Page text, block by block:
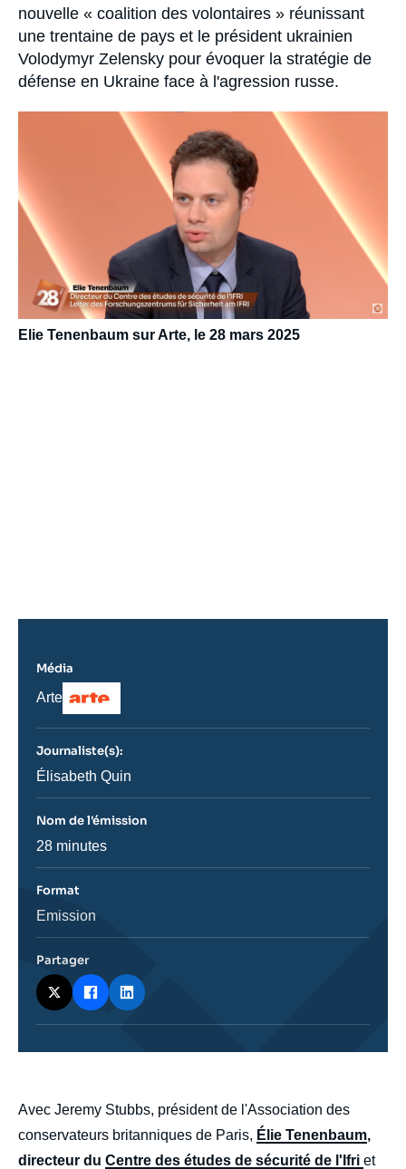
nouvelle « coalition des volontaires » réunissant
une trentaine de pays et le président ukrainien
Volodymyr Zelensky pour évoquer la stratégie de
défense en Ukraine face à l'agression russe.
Elie Tenenbaum sur Arte, le 28 mars 2025
body
Avec Jeremy Stubbs, président de l'Association des
conservateurs britanniques de Paris, Élie Tenenbaum,
directeur du Centre des études de sécurité de l'Ifri et
Média
Nom
journal,
ou
émission
Arte
Logo
Journaliste(s):
Journaliste
Élisabeth Quin
Nom de l'émission
Nom
28 minutes
Format
Catégorie
Emission
Partager